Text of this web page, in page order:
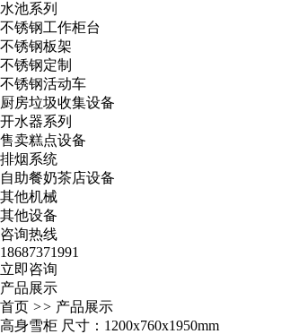
水池系列
不锈钢工作柜台
不锈钢板架
不锈钢定制
不锈钢活动车
厨房垃圾收集设备
开水器系列
售卖糕点设备
排烟系统
自助餐奶茶店设备
其他机械
其他设备
咨询热线
18687371991
立即咨询
产品展示
首页 >> 产品展示
高身雪柜 尺寸：1200x760x1950mm